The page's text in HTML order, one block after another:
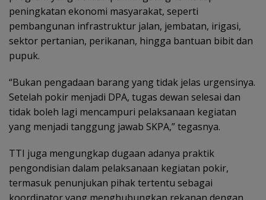
peningkatan ekonomi masyarakat, seperti
pembangunan infrastruktur jalan, jembatan, irigasi,
sektor pertanian, perikanan, hingga bantuan bibit dan
pupuk.
“Bukan pengadaan barang yang tidak jelas urgensinya.
Setelah pokir menjadi DPA, tugas dewan selesai dan
tidak boleh lagi mencampuri pelaksanaan kegiatan
yang menjadi tanggung jawab SKPA,” tegasnya.
TTI juga mengungkap dugaan adanya praktik
pengondisian dalam pelaksanaan kegiatan pokir,
termasuk penunjukan pihak tertentu sebagai